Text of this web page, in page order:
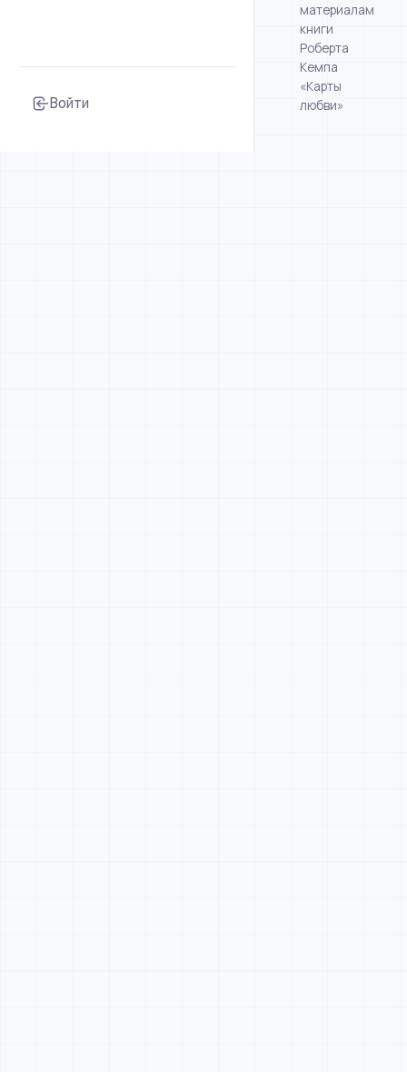
Войти
материалам
книги
Роберта
Кемпа
«Карты
любви»